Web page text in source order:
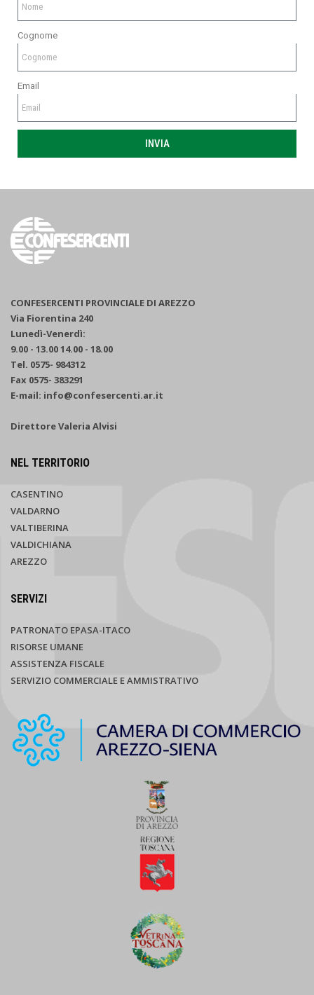
Cognome
Email
INVIA
CONFESERCENTI PROVINCIALE DI AREZZO
Via Fiorentina 240
Lunedì-Venerdì:
9.00 - 13.00 14.00 - 18.00
Tel. 0575- 984312
Fax 0575- 383291
E-mail: info@confesercenti.ar.it
Direttore Valeria Alvisi
NEL TERRITORIO
CASENTINO
VALDARNO
VALTIBERINA
VALDICHIANA
AREZZO
SERVIZI
PATRONATO EPASA-ITACO
RISORSE UMANE
ASSISTENZA FISCALE
SERVIZIO COMMERCIALE E AMMISTRATIVO